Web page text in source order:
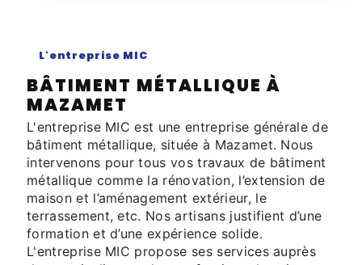
L'entreprise MIC
BÂTIMENT MÉTALLIQUE À
MAZAMET
L'entreprise MIC est une entreprise générale de
bâtiment métallique, située à Mazamet. Nous
intervenons pour tous vos travaux de bâtiment
métallique comme la rénovation, l’extension de
maison et l’aménagement extérieur, le
terrassement, etc. Nos artisans justifient d’une
formation et d’une expérience solide.
L'entreprise MIC propose ses services auprès